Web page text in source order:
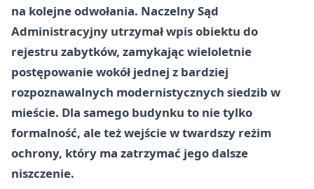
na kolejne odwołania. Naczelny Sąd
Administracyjny utrzymał wpis obiektu do
rejestru zabytków, zamykając wieloletnie
postępowanie wokół jednej z bardziej
rozpoznawalnych modernistycznych siedzib w
mieście. Dla samego budynku to nie tylko
formalność, ale też wejście w twardszy reżim
ochrony, który ma zatrzymać jego dalsze
niszczenie.